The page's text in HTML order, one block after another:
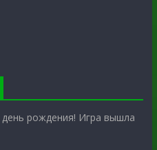
рождения! Игра вышла